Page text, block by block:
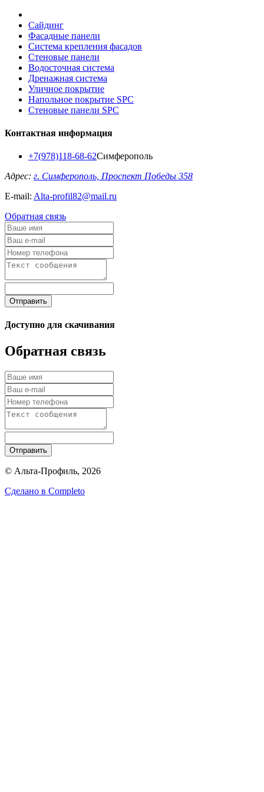
Сайдинг
Фасадные панели
Система крепления фасадов
Стеновые панели
Водосточная система
Дренажная система
Уличное покрытие
Напольное покрытие SPC
Стеновые панели SPC
Контактная информация
+7(978)118-68-62Симферополь
Адрес: г. Симферополь, Проспект Победы 358
E-mail: Alta-profil82@mail.ru
Обратная связь
Отправить
Доступно для скачивания
Обратная связь
Отправить
© Альта-Профиль, 2026
Сделано в Completo